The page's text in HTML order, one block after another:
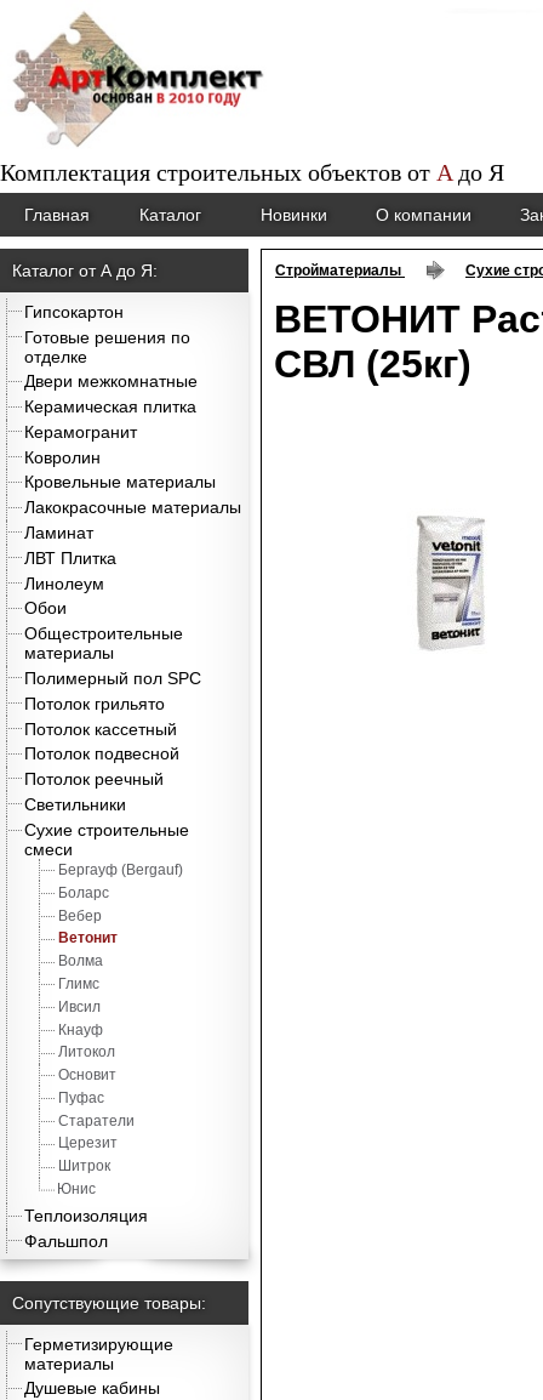
Комплектация строительных объектов от Aдо Я
Главная Каталог Новинки О компании
Каталог от А до Я:
Гипсокартон
Готовые решения по
отделке
Двери межкомнатные
Керамическая плитка
Керамогранит
Ковролин
Кровельные материалы
Лакокрасочные материалы
Ламинат
ЛВТ Плитка
Линолеум
Обои
Общестроительные
материалы
Полимерный пол SPC
Потолок грильято
Потолок кассетный
Потолок подвесной
Потолок реечный
Светильники
Сухие строительные
смеси
Бергауф (Bergauf)
Боларс
Вебер
Ветонит
Волма
Глимс
Ивсил
Кнауф
Литокол
Основит
Пуфас
Старатели
Церезит
Шитрок
Юнис
Теплоизоляция
Фальшпол
Сопутствующие товары:
Герметизирующие
материалы
Душевые кабины
Стройматериалы Сухие
ВЕТОНИТ
СВЛ (25кг)